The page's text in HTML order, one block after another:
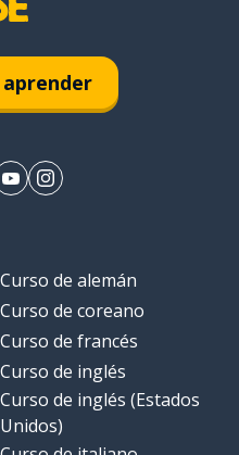
aprender
Curso de alemán
Curso de coreano
Curso de francés
Curso de inglés
Curso de inglés (Estados
Unidos)